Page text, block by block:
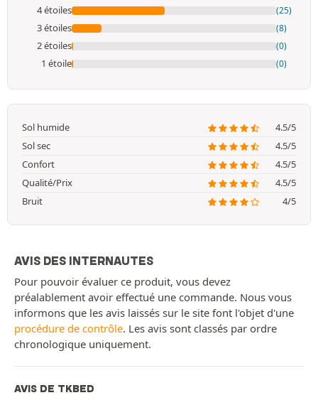
4 étoiles (25)
3 étoiles (8)
2 étoiles (0)
1 étoile (0)
Sol humide
4.5/5
Sol sec
4.5/5
Confort
4.5/5
Qualité/Prix
4.5/5
Bruit
4/5
AVIS DES INTERNAUTES
Pour pouvoir évaluer ce produit, vous devez
préalablement avoir effectué une commande. Nous vous
informons que les avis laissés sur le site font l'objet d'une
procédure de contrôle. Les avis sont classés par ordre
chronologique uniquement.
AVIS DE TKBED